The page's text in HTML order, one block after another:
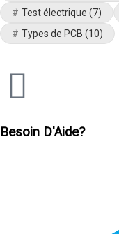
Test électrique (7)
Types de PCB (10)
Besoin D'Aide?